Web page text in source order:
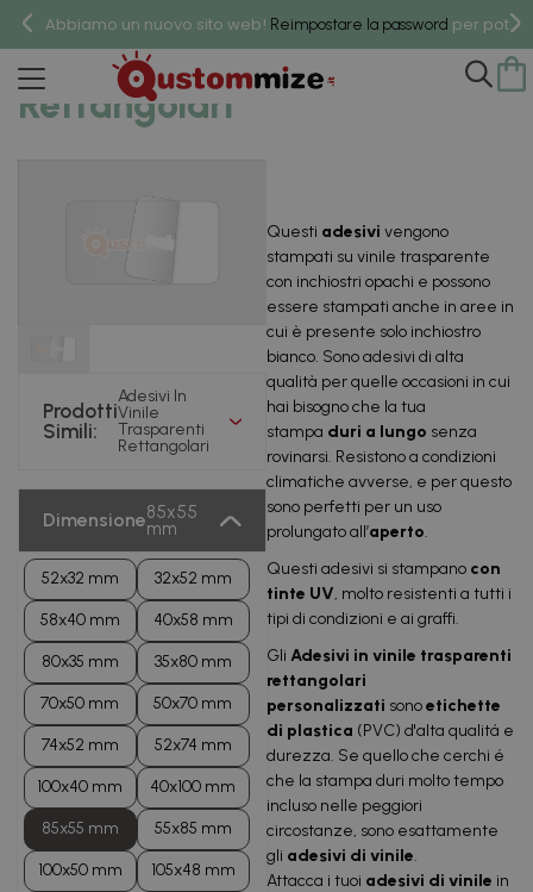
Abbiamo un nuovo sito web! Reimpostare la password per poter
Adesivi In Vinile Trasparenti
Rettangolari
Prodotti
Simili:
Adesivi In
Vinile
Trasparenti
Rettangolari
Dimensione85x55
mm
52x32 mm 32x52 mm
58x40 mm 40x58 mm
80x35 mm 35x80 mm
70x50 mm 50x70 mm
74x52 mm 52x74 mm
100x40 mm 40x100 mm
85x55 mm 55x85 mm
100x50 mm 105x48 mm
Questi adesivi vengono
stampati su vinile trasparente
con inchiostri opachi e possono
essere stampati anche in aree in
cui è presente solo inchiostro
bianco. Sono adesivi di alta
qualità per quelle occasioni in cui
hai bisogno che la tua
stampa duri a lungo senza
rovinarsi. Resistono a condizioni
climatiche avverse, e per questo
sono perfetti per un uso
prolungato all’aperto.
Questi adesivi si stampano con
tinte UV, molto resistenti a tutti i
tipi di condizioni e ai graffi.
Gli Adesivi in vinile trasparenti
rettangolari
personalizzati sonoetichette
di plastica (PVC) d'alta qualitá e
durezza. Se quello che cerchi é
che la stampa duri molto tempo
incluso nelle peggiori
circostanze, sono esattamente
gli adesivi di vinile.
Attacca i tuoi adesivi di vinile in